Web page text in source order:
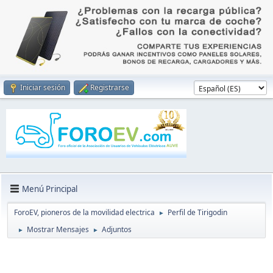
Iniciar sesión Registrarse
Menú Principal
ForoEV, pioneros de la movilidad electrica ► Perfil de Tirigodin
► Mostrar Mensajes ► Adjuntos